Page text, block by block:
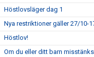
Höstlovsläger dag 1
Nya restriktioner gäller 27/10-
Höstlov!
Om du eller ditt barn